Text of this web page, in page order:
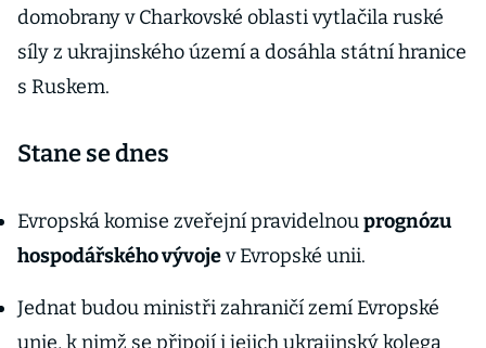
domobrany v Charkovské oblasti vytlačila ruské
síly z ukrajinského území a dosáhla státní hranice
s Ruskem.
Stane se dnes
Evropská komise zveřejní pravidelnouprognózu
hospodářského vývojev Evropské unii.
Jednat budou ministři zahraničí zemí Evropské
unie, k nimž se připojí i jejich ukrajinský kolega